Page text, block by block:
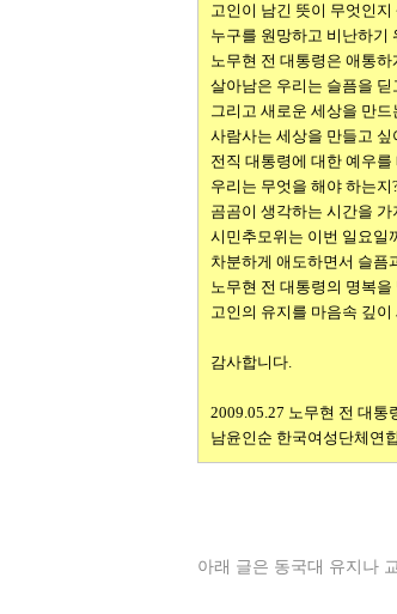
고인이 남긴 뜻이 무엇인
누구를 원망하고 비난하기
노무현 전 대통령은 애통
살아남은 우리는 슬픔을 딛
그리고 새로운 세상을 만
사람사는 세상을 만들고
전직 대통령에 대한 예우
우리는 무엇을 해야 하는지
곰곰이 생각하는 시간을
시민추모위는 이번 일요일
차분하게 애도하면서 슬픔
노무현 전 대통령의 명복을
고인의 유지를 마음속 깊
감사합니다.
2009.05.27 노무현 전 대통
남윤인순 한국여성단체연
아래 글은 동국대 유지나